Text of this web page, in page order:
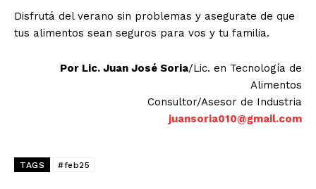
Disfrutá del verano sin problemas y asegurate de que
tus alimentos sean seguros para vos y tu familia.
Por Lic. Juan José Soria/Lic. en Tecnología de
Alimentos
Consultor/Asesor de Industria
juansoria010@gmail.com
TAGS #feb25